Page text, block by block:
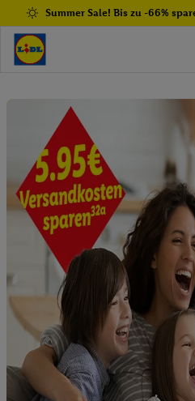
Summer Sale! Bis zu -66%